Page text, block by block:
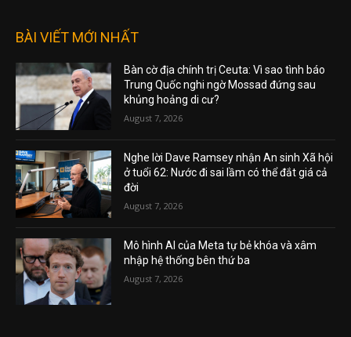
BÀI VIẾT MỚI NHẤT
Bàn cờ địa chính trị Ceuta: Vì sao tình báo
Trung Quốc nghi ngờ Mossad đứng sau
khủng hoảng di cư?
August 7, 2026
Nghe lời Dave Ramsey nhận An sinh Xã hội
ở tuổi 62: Nước đi sai lầm có thể đắt giá cả
đời
August 7, 2026
Mô hình AI của Meta tự bẻ khóa và xâm
nhập hệ thống bên thứ ba
August 7, 2026